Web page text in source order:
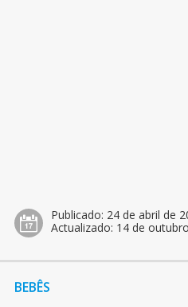
Publicado: 24 de abril de
Actualizado: 14 de
BEBÊS